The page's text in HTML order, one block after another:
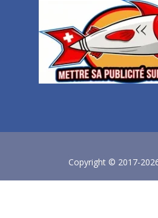
Copyright © 2017-